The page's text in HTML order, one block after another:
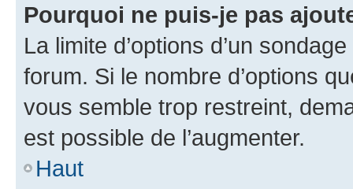
Pourquoi ne puis-je pas
La limite d’options d’un
forum. Si le nombre d’options
vous semble trop restreint,
est possible de l’augmenter.
Haut